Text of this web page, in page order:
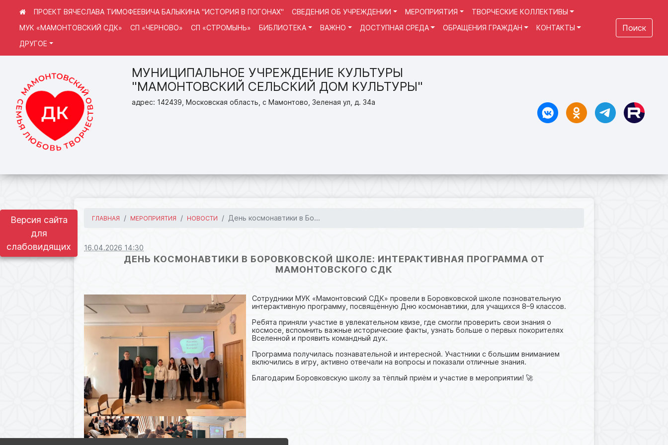
Версия сайта
для
слабовидящих
МУНИЦИПАЛЬНОЕ УЧРЕЖДЕНИЕ КУЛЬТУРЫ
"МАМОНТОВСКИЙ СЕЛЬСКИЙ ДОМ КУЛЬТУРЫ"
адрес: 142439, Московская область, с Мамонтово, Зеленая ул, д. 34а
ПРОЕКТ ВЯЧЕСЛАВА ТИМОФЕЕВИЧА БАЛЫКИНА "ИСТОРИЯ В ПОГОНАХ" СВЕДЕНИЯ ОБ УЧРЕЖДЕНИИ МЕРОПРИЯТИЯ
ТВОРЧЕСКИЕ КОЛЛЕКТИВЫ
МУК «МАМОНТОВСКИЙ СДК»
СП «ЧЕРНОВО» СП «СТРОМЫНЬ» БИБЛИОТЕКА ВАЖНО ДОСТУПНАЯ СРЕДА ОБРАЩЕНИЯ ГРАЖДАН
КОНТАКТЫ
ДРУГОЕ
Поиск
ГЛАВНАЯ МЕРОПРИЯТИЯ НОВОСТИ День космонавтики в Бо...
16.04.2026 14:30
ДЕНЬ КОСМОНАВТИКИ В БОРОВКОВСКОЙ ШКОЛЕ: ИНТЕРАКТИВНАЯ ПРОГРАММА ОТ
МАМОНТОВСКОГО СДК
Сотрудники МУК «Мамонтовский СДК» провели в Боровковской школе позновательную
интерактивную программу, посвящённую Дню космонавтики, для учащихся 8–9 классов.
Ребята приняли участие в увлекательном квизе, где смогли проверить свои знания о
космосе, вспомнить важные исторические факты, узнать больше о первых покорителях
Вселенной и проявить командный дух.
Программа получилась познавательной и интересной. Участники с большим вниманием
включились в игру, активно отвечали на вопросы и показали отличные знания.
Благодарим Боровковскую школу за тёплый приём и участие в мероприятии! 🚀